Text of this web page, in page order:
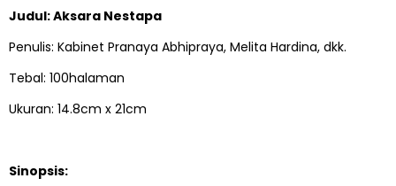
Judul: Aksara Nestapa
Penulis: Kabinet Pranaya Abhipraya, Melita Hardina, dkk.
Tebal: 100halaman
Ukuran: 14.8cm x 21cm
Sinopsis: